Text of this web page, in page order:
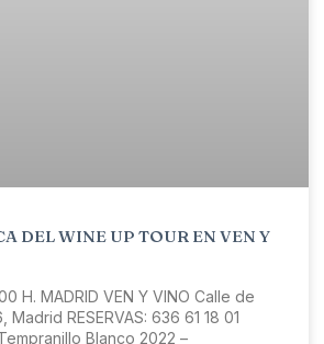
DEL WINE UP TOUR EN VEN Y
H. MADRID VEN Y VINO Calle de
Madrid RESERVAS: 636 61 18 01
Blanco 2022 –